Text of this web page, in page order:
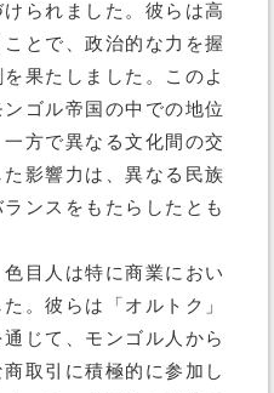
られました。彼らは高
とで、政治的な力を握
果たしました。このよ
ゴル帝国の中での地位
方で異なる文化間の交
影響力は、異なる民族
ンスをもたらしたとも
目人は特に商業におい
。彼らは「オルトク」
じて、モンゴル人から
取引に積極的に参加し